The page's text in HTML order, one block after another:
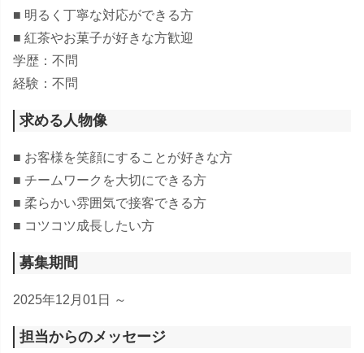
■ 明るく丁寧な対応ができる方
■ 紅茶やお菓子が好きな方歓迎
学歴：不問
経験：不問
求める人物像
■ お客様を笑顔にすることが好きな方
■ チームワークを大切にできる方
■ 柔らかい雰囲気で接客できる方
■ コツコツ成長したい方
募集期間
2025年12月01日 ～
担当からのメッセージ